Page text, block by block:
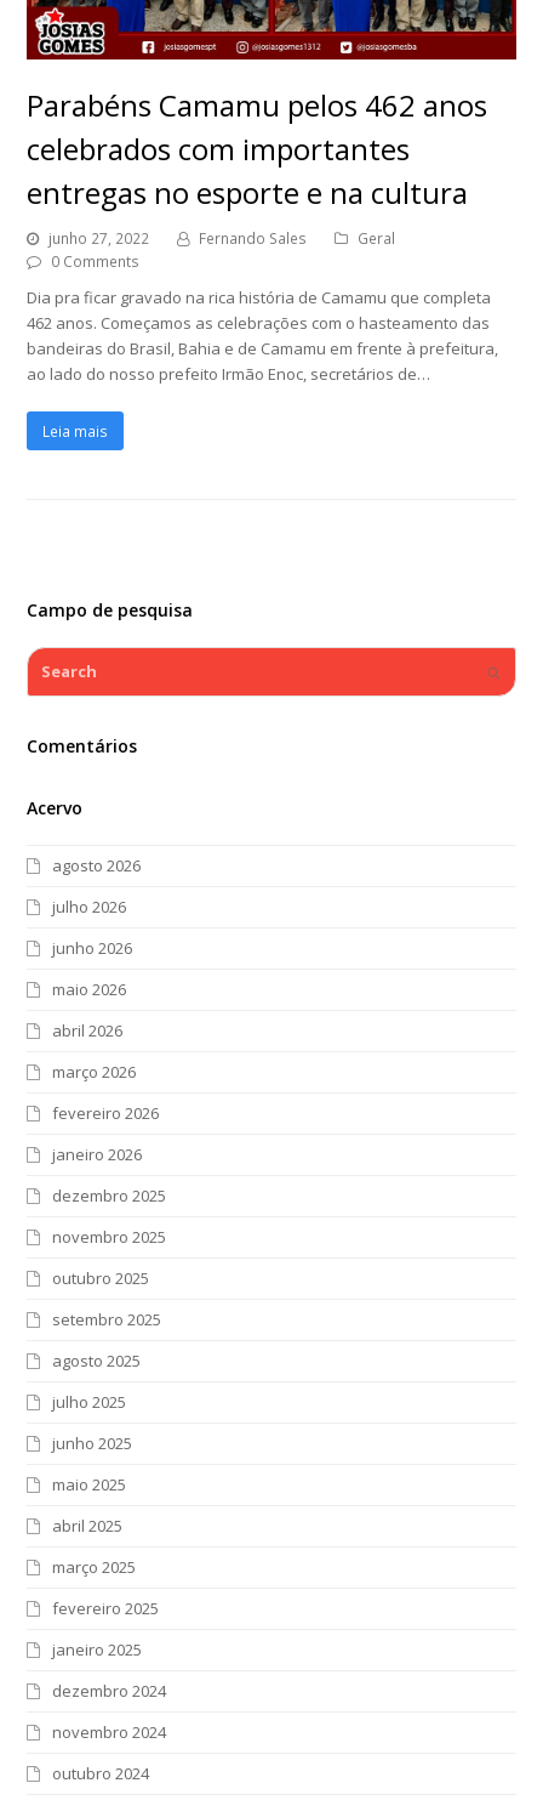
Parabéns Camamu pelos 462 anos
celebrados com importantes
entregas no esporte e na cultura
junho 27, 2022 Fernando Sales
Geral
0 Comments
Dia pra ficar gravado na rica história de Camamu que completa
462 anos. Começamos as celebrações com o hasteamento das
bandeiras do Brasil, Bahia e de Camamu em frente à prefeitura,
ao lado do nosso prefeito Irmão Enoc, secretários de…
Leia mais
Campo de pesquisa
Search
Comentários
Acervo
agosto 2026
julho 2026
junho 2026
maio 2026
abril 2026
março 2026
fevereiro 2026
janeiro 2026
dezembro 2025
novembro 2025
outubro 2025
setembro 2025
agosto 2025
julho 2025
junho 2025
maio 2025
abril 2025
março 2025
fevereiro 2025
janeiro 2025
dezembro 2024
novembro 2024
outubro 2024